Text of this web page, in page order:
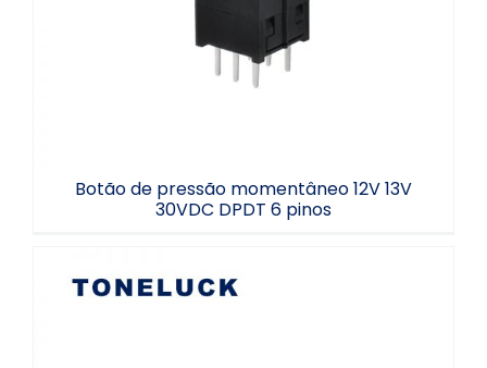
Botão de pressão momentâneo 12V 13V
30VDC DPDT 6 pinos